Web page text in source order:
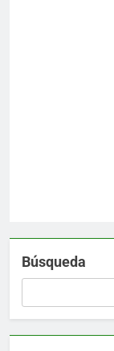
Búsqueda